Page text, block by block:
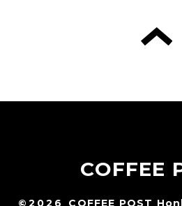
COFFEE
©2026 COFFEE POST